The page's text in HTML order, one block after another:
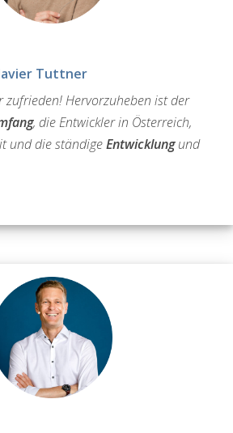
Tuttner
zufrieden! Hervorzuheben ist der
, die Entwickler in Österreich,
und die ständigeEntwicklungund